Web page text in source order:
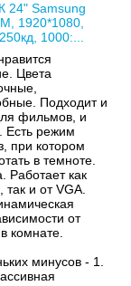
24" Samsung
1920*1080,
1000:...
Цвета
Подходит и
фильмов, и
Есть режим
при котором
в темноте.
Работает как
так и от VGA.
от
комнате.
минусов - 1.